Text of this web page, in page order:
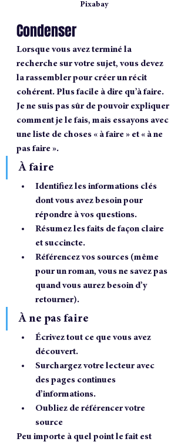
Pixabay
Condenser
Lorsque vous avez terminé la
recherche sur votre sujet, vous devez
la rassembler pour créer un récit
cohérent. Plus facile à dire qu’à faire.
Je ne suis pas sûr de pouvoir expliquer
comment je le fais, mais essayons avec
une liste de choses « à faire » et « à ne
pas faire ».
À faire
Identifiez les informations clés
dont vous avez besoin pour
répondre à vos questions.
Résumez les faits de façon claire
et succincte.
Référencez vos sources (même
pour un roman, vous ne savez pas
quand vous aurez besoin d’y
retourner).
À ne pas faire
Écrivez tout ce que vous avez
découvert.
Surchargez votre lecteur avec
des pages continues
d’informations.
Oubliez de référencer votre
source
Peu importe à quel point le fait est